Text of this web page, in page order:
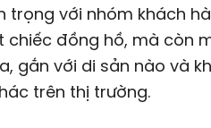
trọng với nhóm khách
chiếc đồng hồ, mà còn
gắn với di sản nào và
trên thị trường.